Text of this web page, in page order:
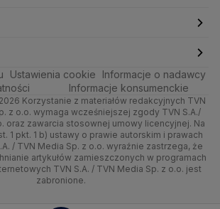
i Technologii
i Turystyki
Narodowej
i Środowiska
i Szkolnictwa Wyższego
Ustawienia cookie
Informacje o nadawcy
Informacje konsumenckie
Korzystanie z materiałów redakcyjnych TVN
z o.o. wymaga wcześniejszej zgody TVN S.A./
oraz zawarcia stosownej umowy licencyjnej. Na
1 pkt. 1 b) ustawy o prawie autorskim i prawach
/ TVN Media Sp. z o.o. wyraźnie zastrzega, że
artykułów zamieszczonych w programach
TVN S.A. / TVN Media Sp. z o.o. jest
zabronione.